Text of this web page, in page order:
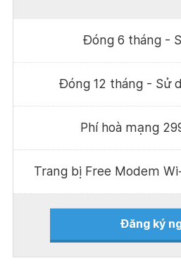
Đóng 6 tháng -
Đóng 12 tháng - Sử
Phí hoà mạng
Trang bị Free Modem
Đăng ký